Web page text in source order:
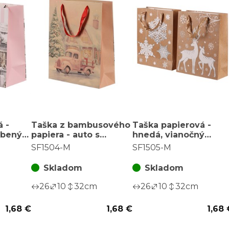
-
M
1,68 €
Taška z bambusového
papiera - auto s
darčekmi, farba
SF1504-M
Skladom
26
10 32cm
1,68 €
Taška papierová -
hnedá, vianočný
motív, mix 2, veľ. M,
SF1505-M
Skladom
26
10 32cm
1,68